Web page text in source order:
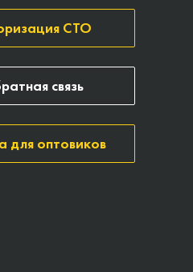
СТО
для оптовиков
связь